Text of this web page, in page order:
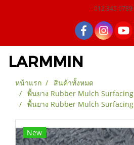
012 345 6789
LARMMIN
หน้าแรก
สินค้าทั้งหมด
พื้นยาง Rubber Mulch Surfacing
พื้นยาง Rubber Mulch Surfacing
New